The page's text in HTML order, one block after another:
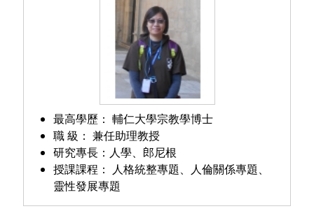
最高學歷： 輔仁大學宗教學博士
職 級： 兼任助理教授
研究專長： 人學、郎尼根
授課課程： 人格統整專題、 人倫關係專題、
靈性發展專題